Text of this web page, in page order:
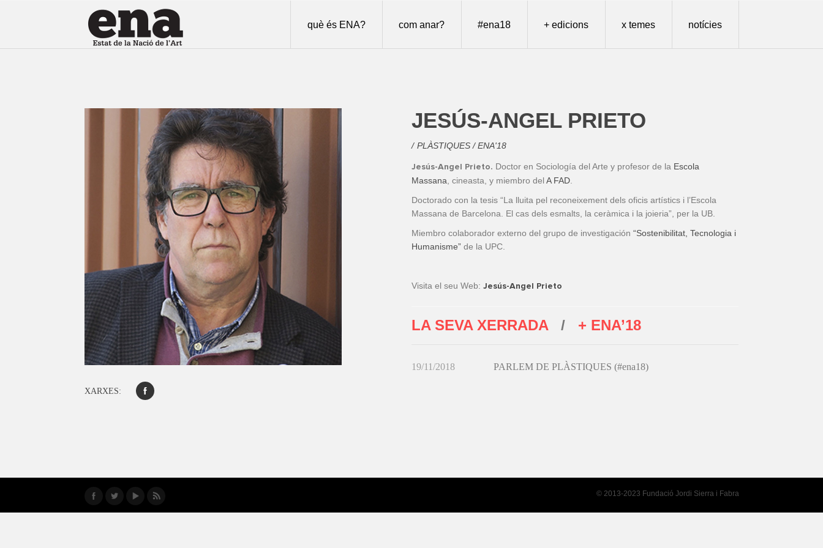
què és ENA? com anar? #ena18 + edicions x temes notícies
XARXES:
JESÚS-ANGEL PRIETO
PLÀSTIQUES / ENA'18
Jesús-Angel Prieto. Doctor en Sociología del Arte y profesor de la Escola
Massana , cineasta, y miembro del A FAD
Doctorado con la tesis “La lluita pel reconeixement dels oficis artístics i l’Escola
Massana de Barcelona. El cas dels esmalts, la ceràmica i la joieria”, per la UB.
Miembro colaborador externo del grupo de investigación “Sostenibilitat, Tecnologia i
Humanisme” de la UPC.
Visita el seu Web: Jesús-Angel Prieto
LA SEVA XERRADA/ + ENA’18
19/11/2018 PARLEM DE PLÀSTIQUES (#ena18)
© 2013-2023 Fundació Jordi Sierra i Fabra